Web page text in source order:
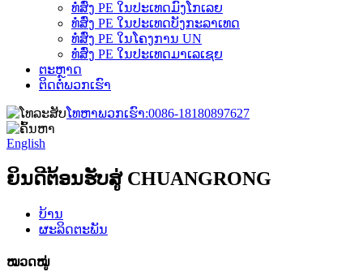
ທໍ່ສົ່ງ PE ໃນປະເທດມົງໂກເລຍ
ທໍ່ສົ່ງ PE ໃນປະເທດບັງກະລາເທດ
ທໍ່ສົ່ງ PE ໃນໂຄງການ UN
ທໍ່ສົ່ງ PE ໃນປະເທດມາເລເຊຍ
ຕະຫຼາດ
ຕິດຕໍ່ພວກເຮົາ
ໂທຫາພວກເຮົາ:0086-18180897627
English
ຍິນດີຕ້ອນຮັບສູ່ CHUANGRONG
ບ້ານ
ຜະລິດຕະພັນ
ໝວດໝູ່